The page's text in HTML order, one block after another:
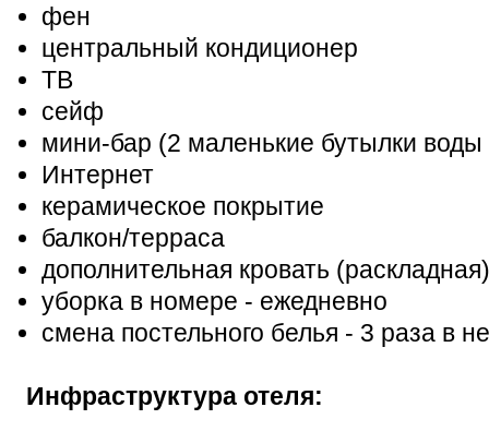
фен
центральный кондиционер
ТВ
сейф
мини-бар (2 маленькие бутылки воды
Интернет
керамическое покрытие
балкон/терраса
дополнительная кровать (раскладная)
уборка в номере - ежедневно
смена постельного белья - 3 раза в
Инфраструктура отеля: